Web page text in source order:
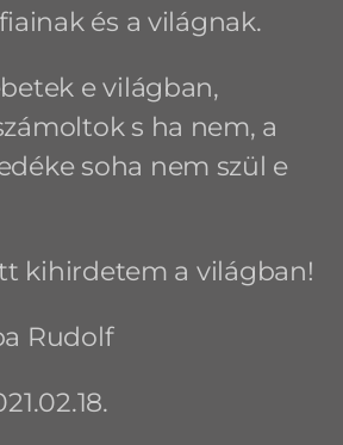
és a világnak.
e világban,
s ha nem, a
soha nem szül e
kihirdetem a világban!
Rudolf